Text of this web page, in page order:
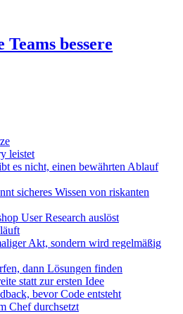
bessere
leistet
es nicht, einen bewährten Ablauf
sicheres Wissen von riskanten
User Research auslöst
Akt, sondern wird regelmäßig
dann Lösungen finden
statt zur ersten Idee
bevor Code entsteht
Chef durchsetzt